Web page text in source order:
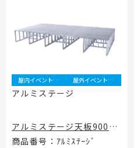
屋内イベント事業 屋外イベント事業
アルミステージ
アルミステージ天板900*6
00/880円（税込）・アル
商品番号：ｱﾙﾐｽﾃｰｼﾞ